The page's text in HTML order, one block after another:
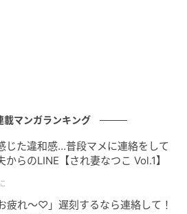
載マンガランキング
じた違和感…普段マメに連絡をして
からのLINE【され妻なつこ Vol.1】
れ〜♡」遅刻するなら連絡して！